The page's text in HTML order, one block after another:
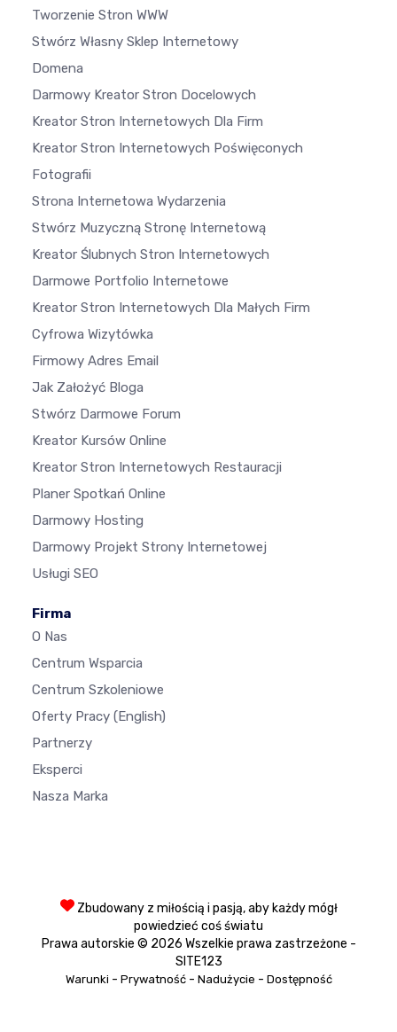
Tworzenie Stron WWW
Stwórz Własny Sklep Internetowy
Domena
Darmowy Kreator Stron Docelowych
Kreator Stron Internetowych Dla Firm
Kreator Stron Internetowych Poświęconych
Fotografii
Strona Internetowa Wydarzenia
Stwórz Muzyczną Stronę Internetową
Kreator Ślubnych Stron Internetowych
Darmowe Portfolio Internetowe
Kreator Stron Internetowych Dla Małych Firm
Cyfrowa Wizytówka
Firmowy Adres Email
Jak Założyć Bloga
Stwórz Darmowe Forum
Kreator Kursów Online
Kreator Stron Internetowych Restauracji
Planer Spotkań Online
Darmowy Hosting
Darmowy Projekt Strony Internetowej
Usługi SEO
Firma
O Nas
Centrum Wsparcia
Centrum Szkoleniowe
Oferty Pracy (English)
Partnerzy
Eksperci
Nasza Marka
Zbudowany z miłością i pasją, aby każdy mógł
powiedzieć coś światu
Prawa autorskie © 2026 Wszelkie prawa zastrzeżone -
SITE123
Warunki - Prywatność- Nadużycie - Dostępność